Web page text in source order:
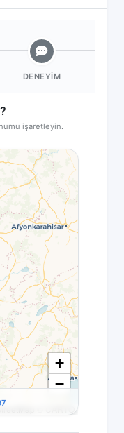
DENEYIM
işaretleyin.
+
−
© CARTO